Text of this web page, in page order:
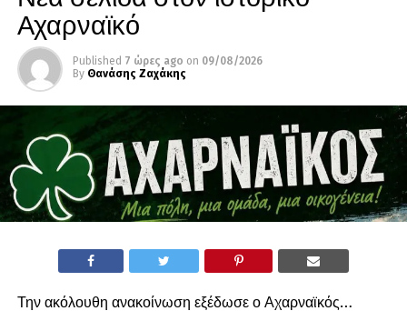
Αχαρναϊκό
Published 7 ώρες ago on 09/08/2026
By Θανάσης Ζαχάκης
Την ακόλουθη ανακοίνωση εξέδωσε ο Αχαρναϊκός…